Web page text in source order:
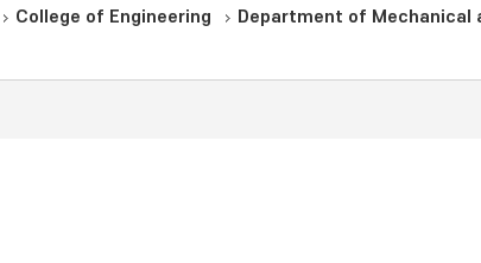
College of Engineering Department of Mechanical